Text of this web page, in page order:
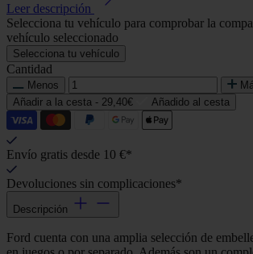
Leer descripción
Selecciona tu vehículo para comprobar la
vehículo seleccionado
Selecciona tu vehículo
Cantidad
Menos
Añadir a la cesta - 29,40€ Añadido al cesta
Envío gratis desde 10 €*
Devoluciones sin complicaciones*
Descripción
Ford cuenta con una amplia selección de